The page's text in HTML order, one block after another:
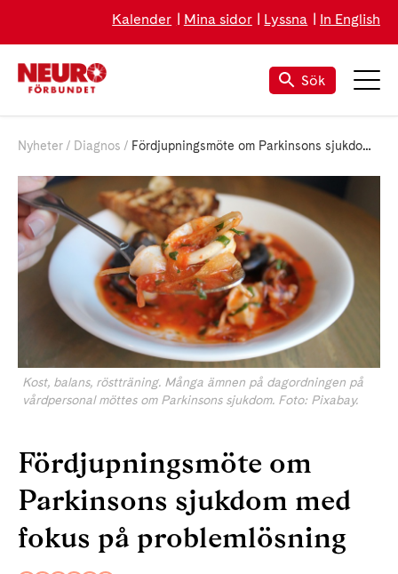
Kalender Mina sidor Lyssna In English
Sök
Nyheter Diagnos Fördjupningsmöte om Parkinsons sjukdom med fokus på problemlösning
Kost, balans, röstträning. Många ämnen på dagordningen på
vårdpersonal möttes om Parkinsons sjukdom. Foto: Pixabay.
Fördjupningsmöte om
Parkinsons sjukdom med
fokus på problemlösning